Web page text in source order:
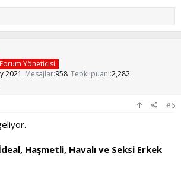
Forum Yöneticisi
2021 Mesajlar 958 Tepki puanı 2,282
#6
Haşmetli, Havalı ve Seksi Erkek